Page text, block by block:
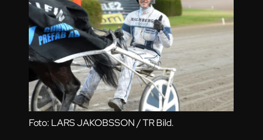
Foto: LARS JAKOBSSON / TR Bild.